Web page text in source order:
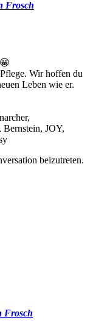
Frosch
Wir hoffen du
Leben wie er.
,
Bernstein, JOY,
beizutreten.
Frosch